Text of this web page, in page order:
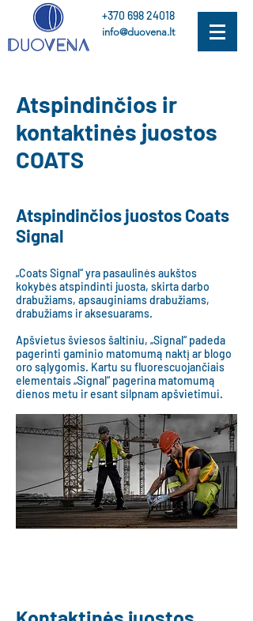
+370 698 24018
info@duovena.lt
Atspindinčios ir
kontaktinės juostos
COATS
Atspindinčios juostos Coats
Signal
„Coats Signal“ yra pasaulinės aukštos
kokybės atspindinti juosta, skirta darbo
drabužiams, apsauginiams drabužiams,
drabužiams ir aksesuarams.
Apšvietus šviesos šaltiniu, „Signal“ padeda
pagerinti gaminio matomumą naktį ar blogo
oro sąlygomis. Kartu su fluorescuojančiais
elementais „Signal“ pagerina matomumą
dienos metu ir esant silpnam apšvietimui.